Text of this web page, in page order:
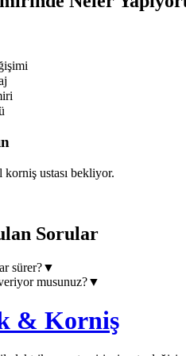
ustası bekliyor.
Sorular
sürer?▼
musunuz?▼
& Korniş